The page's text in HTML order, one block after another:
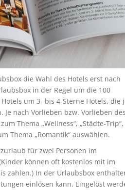
die Wahl des Hotels erst nach
in der Regel um die 100
um 3- bis 4-Sterne Hotels, die
nach Vorlieben bzw. Vorlieben des
Thema „Wellness“, „Städte-Trip“,
Thema „Romantik“ auswählen.
für zwei Personen im
können oft kostenlos mit im
zahlen.) In der Urlaubsbox
einlösen kann. Eingelöst